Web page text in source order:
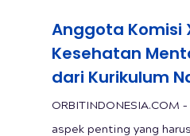
Anggota Komisi
Kesehatan
dari Kurikulum
aspek penting yang